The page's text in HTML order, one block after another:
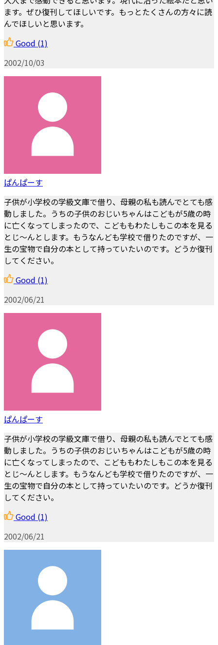
ます。ぜひ復刊してほしいです。もっとたくさんの方々に読
んでほしいと思います。
Good (1)
2002/10/03
ぱんぱーす
子供が小学校の学級文庫で借り、母親の私も読んでとても感
動しました。うちの子供のおじいちゃんはこどもが5歳の時
に亡くなってしまったので、こどももわたしもこの本を見る
とじ～んとします。もうなんども学校で借りたのですが、一
生の宝物で自分の本として持っていたいのです。どうか復刊
してください。
Good (1)
2002/06/21
ぱんぱーす
子供が小学校の学級文庫で借り、母親の私も読んでとても感
動しました。うちの子供のおじいちゃんはこどもが5歳の時
に亡くなってしまったので、こどももわたしもこの本を見る
とじ～んとします。もうなんども学校で借りたのですが、一
生の宝物で自分の本として持っていたいのです。どうか復刊
してください。
Good (1)
2002/06/21